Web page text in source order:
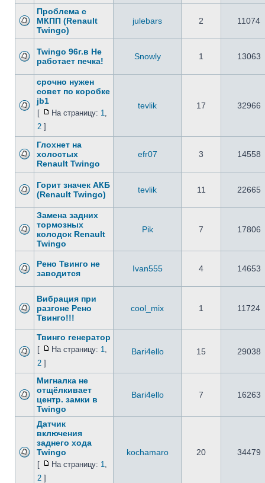
Проблема с
МКПП (Renault
Twingo)
julebars 2 11074
Twingo 96г.в Не
работает печка!
Snowly 1 13063
срочно нужен
совет по коробке
jb1
[ На страницу: 1,
2 ]
tevlik 17 32966
Глохнет на
холостых
Renault Twingo
efr07 3 14558
Горит значек АКБ
(Renault Twingo)
tevlik 11 22665
Замена задних
тормозных
колодок Renault
Twingo
Pik 7 17806
Рено Твинго не
заводится
Ivan555 4 14653
Вибрация при
разгоне Рено
Твинго!!!
cool_mix 1 11724
Твинго генератор
[ На страницу: 1,
2 ]
Bari4ello 15 29038
Мигналка не
отщёлкивает
центр. замки в
Twingo
Bari4ello 7 16263
Датчик
включения
заднего хода
Twingo
[ На страницу: 1,
2 ]
kochamaro 20 34479